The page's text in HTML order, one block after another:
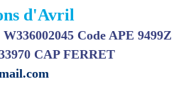
d'Avril
Code APE 9499Z
CAP FERRET